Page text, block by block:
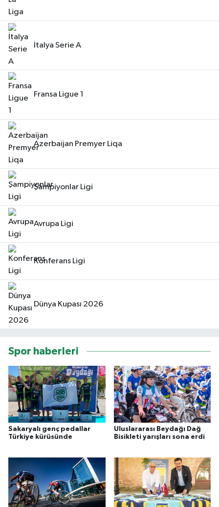
İtalya Serie A
Fransa Ligue 1
Azerbaijan Premyer Liqa
Şampiyonlar Ligi
Avrupa Ligi
Konferans Ligi
Dünya Kupası 2026
Spor haberleri
Sakaryalı genç pedallar
Türkiye kürüsünde
Uluslararası Beydağı Dağ
Bisikleti yarışları sona erdi